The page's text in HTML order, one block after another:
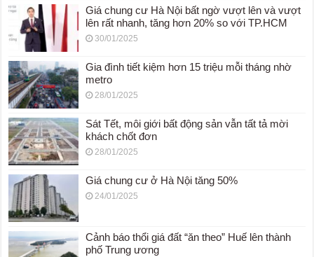
Giá chung cư Hà Nội bất ngờ vượt lên và vượt
lên rất nhanh, tăng hơn 20% so với TP.HCM
30/01/2025
Gia đình tiết kiệm hơn 15 triệu mỗi tháng nhờ
metro
28/01/2025
Sát Tết, môi giới bất động sản vẫn tất tả mời
khách chốt đơn
28/01/2025
Giá chung cư ở Hà Nội tăng 50%
24/01/2025
Cảnh báo thổi giá đất “ăn theo” Huế lên thành
phố Trung ương